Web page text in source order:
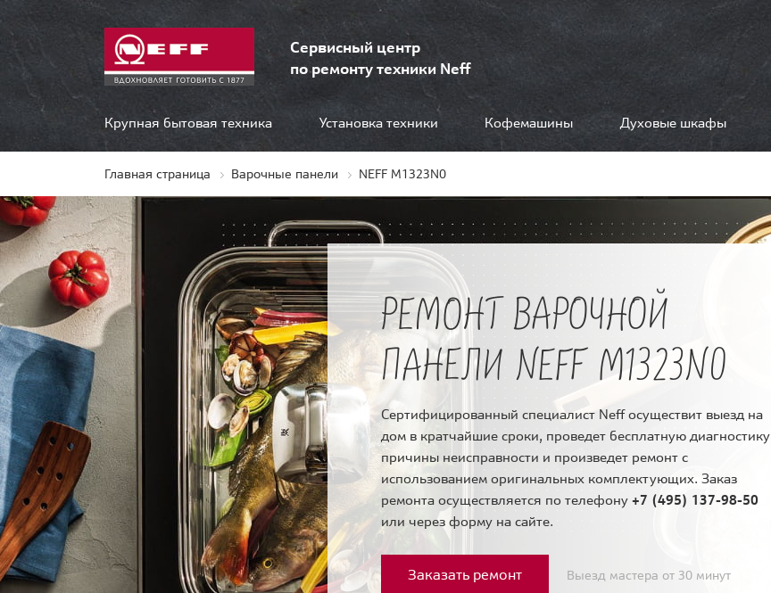
Сервисный центр
по ремонту техники Neff
Крупная бытовая техника Установка техники Кофемашины Духовые шкафы
Главная страница Варочные панели NEFF M1323N0
РЕМОНТ ВАРОЧНОЙ
ПАНЕЛИ NEFF M1323N0
Сертифицированный специалист Neff осуществит выезд на
дом в кратчайшие сроки, проведет бесплатную диагностику
причины неисправности и произведет ремонт с
использованием оригинальных комплектующих. Заказ
ремонта осуществляется по телефону +7 (495) 137-98-50
или через форму на сайте.
Заказать ремонт Выезд мастера от 30 минут